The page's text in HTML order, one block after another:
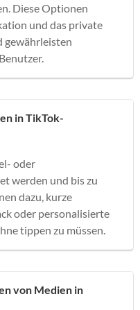
Diese Optionen
und das private
gewährleisten
in TikTok-
oder
werden und bis zu
dazu, kurze
oder personalisierte
tippen zu müssen.
von Medien in